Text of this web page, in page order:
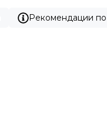
Рекомендации по